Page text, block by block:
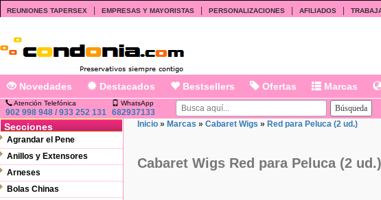
REUNIONES TAPERSEX EMPRESAS Y MAYORISTAS PERSONALIZACIONES AFILIADOS
Novedades Destacados Bestsellers Ofertas Marcas
Atención Telefónica
902 998 948 / 933 252 131
WhatsApp
682937133
Secciones
Agrandar el Pene
Anillos y Extensores
Arneses
Bolas Chinas
Inicio » Marcas » Cabaret Wigs » Red para Peluca (2 ud.)
Cabaret Wigs Red para Peluca (2 ud.)